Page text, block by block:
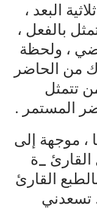
البعد ،
بالفعل ،
، ولحظة
من الحاضر
تتمثل
المستمر .
، موجهة إلى
_ة
سنة : 2044 ؟! بالطبع القارئ
تسعدني